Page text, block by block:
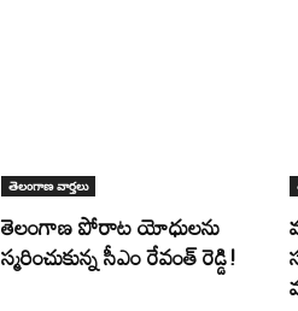
తెలంగాణ వార్తలు
తెలంగాణ పోరాట యోధులను
స్మరించుకున్న సీఎం రేవంత్ రెడ్డి!